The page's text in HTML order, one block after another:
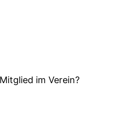
im Verein?